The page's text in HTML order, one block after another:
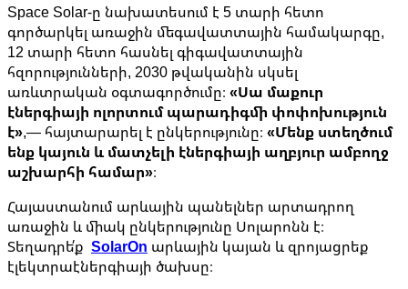
Space Solar-ը նախատեսում է 5 տարի հետո
գործարկել առաջին մեգավատտային համակարգը,
12 տարի հետո հասնել գիգավատտային
հզորությունների, 2030 թվականին սկսել
առևտրական օգտագործումը։ «Սա մաքուր
էներգիայի ոլորտում պարադիգմի փոփոխություն
է»,— հայտարարել է ընկերությունը։ «Մենք ստեղծում
ենք կայուն և մատչելի էներգիայի աղբյուր ամբողջ
աշխարհի համար»։
Հայաստանում արևային պանելներ արտադրող
առաջին և միակ ընկերությունը Սոլարոնն է։
Տեղադրե՛ք SolarOn արևային կայան և զրոյացրեք
էլեկտրաէներգիայի ծախսը։